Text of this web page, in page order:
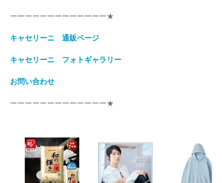
ーーーーーーーーーーーーー★
キャセリーニ 通販ページ
キャセリーニ フォトギャラリー
お問い合わせ
ーーーーーーーーーーーーー★